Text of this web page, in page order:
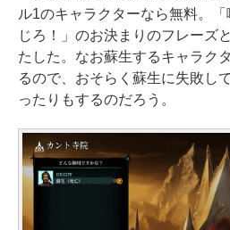
ル1のキャラクターなら無料。
じろ！」のお決まりのフレーズ
たした。なお蘇生するキャラク
るので、おそらく蘇生に失敗し
ったりもするのだろう。